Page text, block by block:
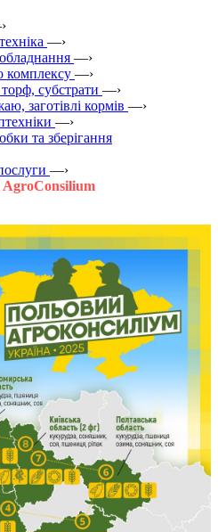
—›
—›
комплексу —›
субстрати —›
заготівлі кормів —›
—›
та зберігання
—›